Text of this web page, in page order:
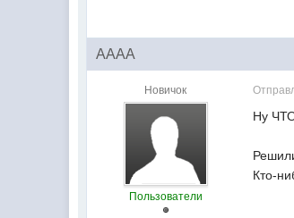
AAAA
Новичок
Пользователи
Ну
Кто-